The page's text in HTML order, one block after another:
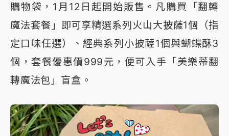
購物袋，1月12日起開始販售。凡購買「翻轉
魔法套餐」即可享精選系列火山大披薩1個（指
定口味任選）、經典系列小披薩1個與蝴蝶酥3
個，套餐優惠價999元，便可入手「美樂蒂翻
轉魔法包」盲盒。